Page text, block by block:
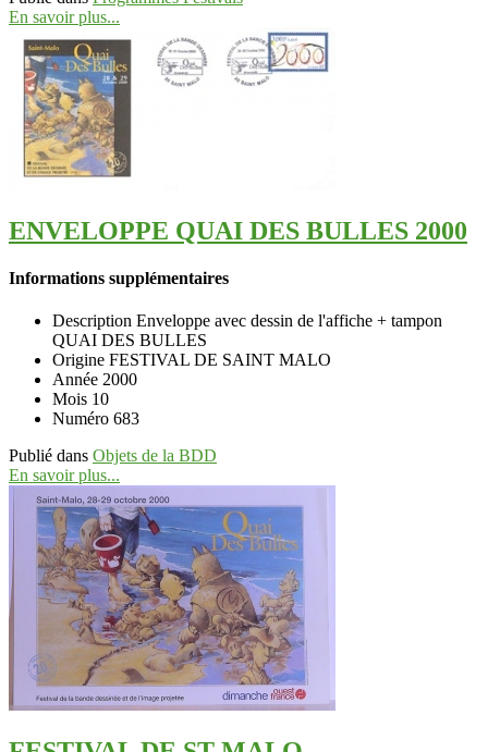
En savoir plus...
ENVELOPPE QUAI DES BULLES 2000
Informations supplémentaires
Description Enveloppe avec dessin de l'affiche + tampon
QUAI DES BULLES
Origine FESTIVAL DE SAINT MALO
Année 2000
Mois 10
Numéro 683
Publié dans Objets de la BDD
En savoir plus...